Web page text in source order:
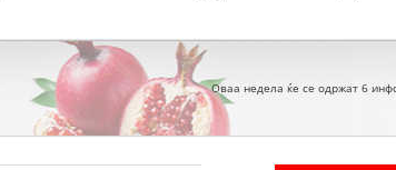
Оваа недела ќе се одржат 6